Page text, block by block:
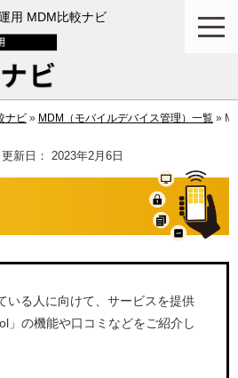
用 MDM比較ナビ
ナビ » MDM（モバイルデバイス管理）一覧 »
更新日： 2023年2月6日
いる人に向けて、サービスを提供
」の機能や口コミなどをご紹介し